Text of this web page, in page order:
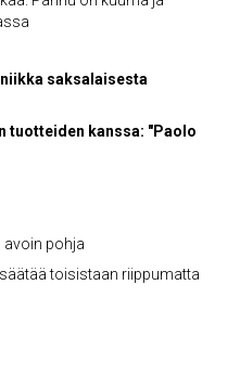
saksalaisesta
tuotteiden kanssa: "Paolo
avoin pohja
toisistaan riippumatta